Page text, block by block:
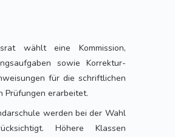
wählt eine Kommission,
sowie Korrektur-
für die schriftlichen
Prüfungen erarbeitet.
werden bei der Wahl
Höhere Klassen